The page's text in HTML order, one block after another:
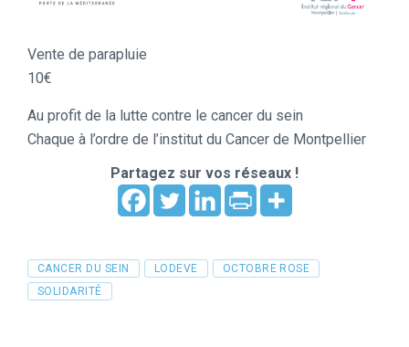
Vente de parapluie
10€
Au profit de la lutte contre le cancer du sein
Chaque à l’ordre de l’institut du Cancer de Montpellier
Partagez sur vos réseaux !
Tags
CANCER DU SEIN LODEVE
OCTOBRE ROSE
SOLIDARITÉ